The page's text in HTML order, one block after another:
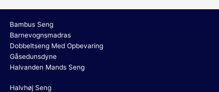
Bambus Seng
Barnevognsmadras
Dobbeltseng Med Opbevaring
Gåsedunsdyne
Halvanden Mands Seng
Halvhøj Seng